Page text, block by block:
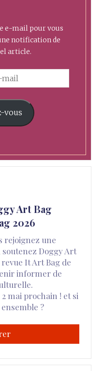
e-mail pour vous
notification de
article.
vous
Art Bag
2026
rejoignez une
Doggy Art
It Art Bag de
informer de
mai prochain ! et si
?